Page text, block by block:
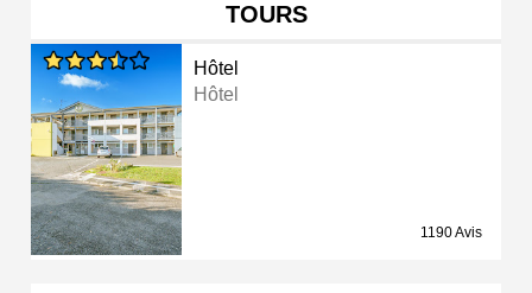
TOURS
Hôtel
Hôtel
1190 Avis